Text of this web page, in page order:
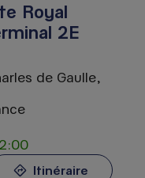
Royal
2E
de Gaulle,
Itinéraire